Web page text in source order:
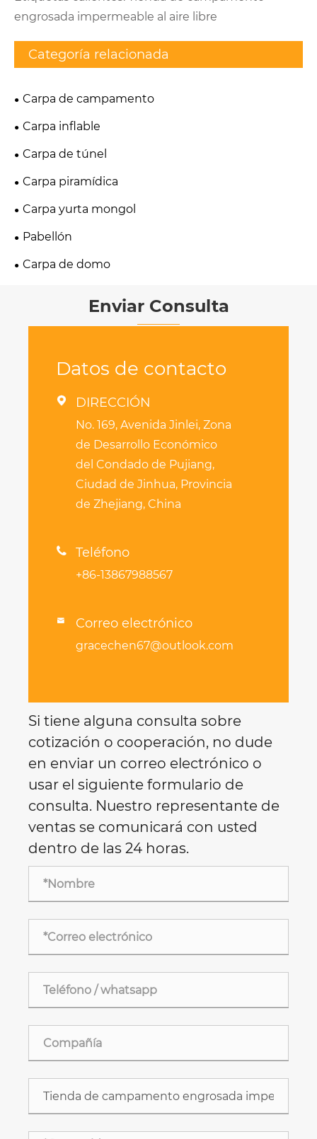
engrosada impermeable al aire libre
Categoría relacionada
Carpa de campamento
Carpa inflable
Carpa de túnel
Carpa piramídica
Carpa yurta mongol
Pabellón
Carpa de domo
Enviar Consulta
Datos de contacto
 DIRECCIÓN
No. 169, Avenida Jinlei, Zona
de Desarrollo Económico
del Condado de Pujiang,
Ciudad de Jinhua, Provincia
de Zhejiang, China
 Teléfono
+86-13867988567
 Correo electrónico
gracechen67@outlook.com
Si tiene alguna consulta sobre
cotización o cooperación, no dude
en enviar un correo electrónico o
usar el siguiente formulario de
consulta. Nuestro representante de
ventas se comunicará con usted
dentro de las 24 horas.